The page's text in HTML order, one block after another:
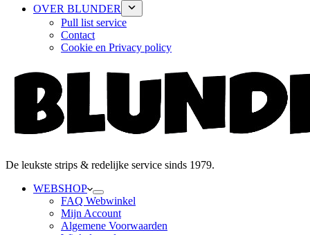
OVER BLUNDER
Pull list service
Contact
Cookie en Privacy policy
De leukste strips & redelijke service sinds 1979.
WEBSHOP
FAQ Webwinkel
Mijn Account
Algemene Voorwaarden